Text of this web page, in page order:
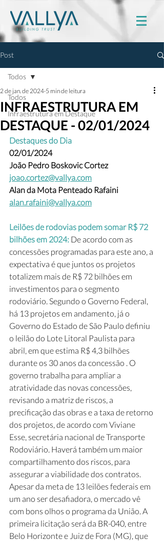
Post
Todos
Infraestrutura em Destaque
Todos
INFRAESTRUTURA EM
DESTAQUE - 02/01/2024
2 de jan. de 2024 5 min de leitura
Destaques do Dia
02/01/2024
João Pedro Boskovic Cortez
joao.cortez@vallya.com
Alan da Mota Penteado Rafaini
alan.rafaini@vallya.com
Leilões de rodovias podem somar R$ 72
bilhões em 2024: De acordo com as
concessões programadas para este ano, a
expectativa é que juntos os projetos
totalizem mais de R$ 72 bilhões em
investimentos para o segmento
rodoviário. Segundo o Governo Federal,
há 13 projetos em andamento, já o
Governo do Estado de São Paulo definiu
o leilão do Lote Litoral Paulista para
abril, em que estima R$ 4,3 bilhões
durante os 30 anos da concessão . O
governo trabalha para ampliar a
atratividade das novas concessões,
revisando a matriz de riscos, a
precificação das obras e a taxa de retorno
dos projetos, de acordo com Viviane
Esse, secretária nacional de Transporte
Rodoviário. Haverá também um maior
compartilhamento dos riscos, para
assegurar a viabilidade dos contratos.
Apesar da meta de 13 leilões federais em
um ano ser desafiadora, o mercado vê
com bons olhos o programa da União. A
primeira licitação será da BR-040, entre
Belo Horizonte e Juiz de Fora (MG), que